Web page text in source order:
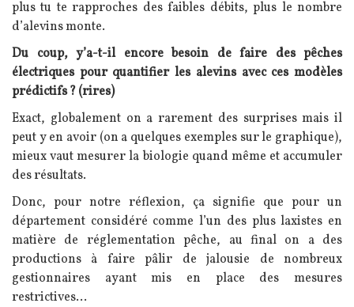
plus tu te rapproches des faibles débits, plus le nombre
d’alevins monte.
Du coup, y’a-t-il encore besoin de faire des pêches
électriques pour quantifier les alevins avec ces modèles
prédictifs ? (rires)
Exact, globalement on a rarement des surprises mais il
peut y en avoir (on a quelques exemples sur le graphique),
mieux vaut mesurer la biologie quand même et accumuler
des résultats.
Donc, pour notre réflexion, ça signifie que pour un
département considéré comme l’un des plus laxistes en
matière de réglementation pêche, au final on a des
productions à faire pâlir de jalousie de nombreux
gestionnaires ayant mis en place des mesures
restrictives…